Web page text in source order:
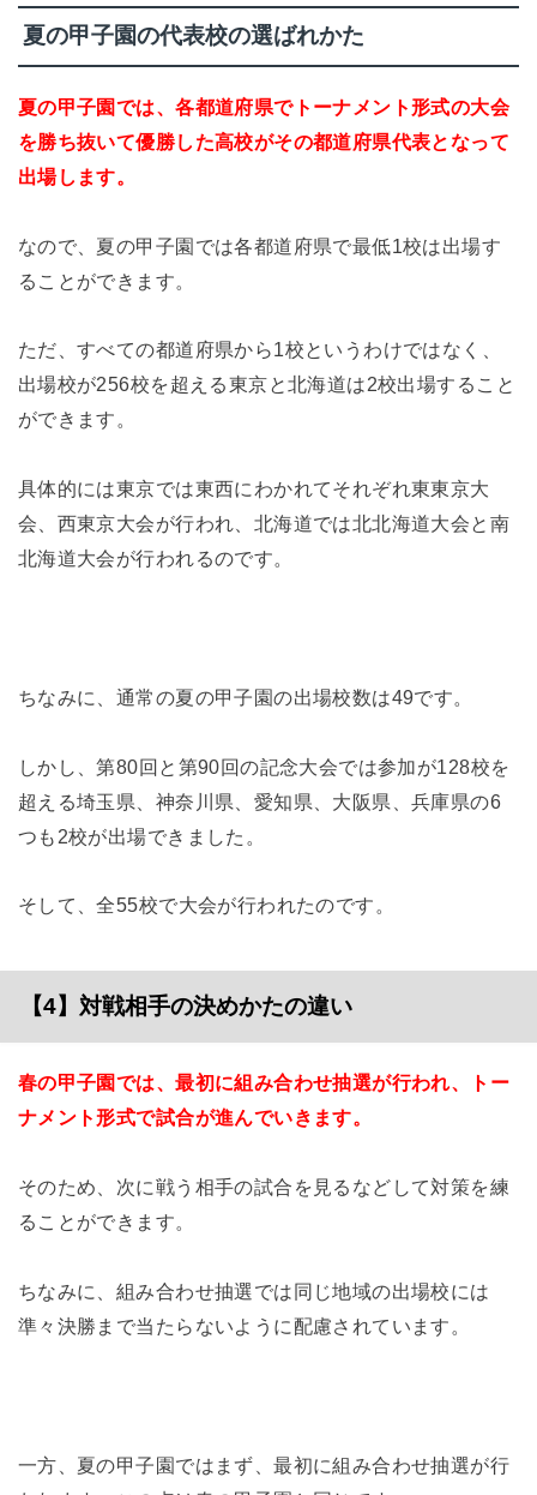
夏の甲子園の代表校の選ばれかた
夏の甲子園では、各都道府県でトーナメント形式の大会
を勝ち抜いて優勝した高校がその都道府県代表となって
出場します。
なので、夏の甲子園では各都道府県で最低1校は出場す
ることができます。
ただ、すべての都道府県から1校というわけではなく、
出場校が256校を超える東京と北海道は2校出場すること
ができます。
具体的には東京では東西にわかれてそれぞれ東東京大
会、西東京大会が行われ、北海道では北北海道大会と南
北海道大会が行われるのです。
ちなみに、通常の夏の甲子園の出場校数は49です。
しかし、第80回と第90回の記念大会では参加が128校を
超える埼玉県、神奈川県、愛知県、大阪県、兵庫県の6
つも2校が出場できました。
そして、全55校で大会が行われたのです。
【4】対戦相手の決めかたの違い
春の甲子園では、最初に組み合わせ抽選が行われ、トー
ナメント形式で試合が進んでいきます。
そのため、次に戦う相手の試合を見るなどして対策を練
ることができます。
ちなみに、組み合わせ抽選では同じ地域の出場校には
準々決勝まで当たらないように配慮されています。
一方、夏の甲子園ではまず、最初に組み合わせ抽選が行